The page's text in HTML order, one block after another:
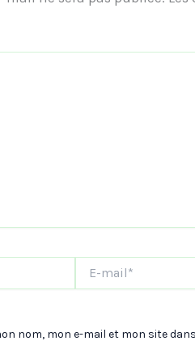
mail*
nom, mon e-mail et mon site